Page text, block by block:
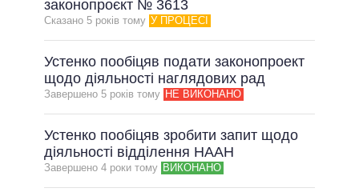
законопроєкт № 3613
Сказано 5 рокiв тому У ПРОЦЕСІ
Устенко пообіцяв подати законопроект
щодо діяльності наглядових рад
Завершено 5 рокiв тому НЕ ВИКОНАНО
Устенко пообіцяв зробити запит щодо
діяльності відділення НААН
Завершено 4 роки тому ВИКОНАНО